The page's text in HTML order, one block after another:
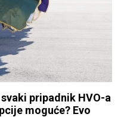
pripadnik HVO-a
moguće? Evo